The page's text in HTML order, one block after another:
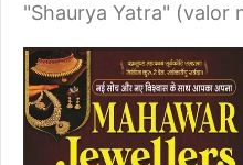
"Shaurya Yatra" (valor